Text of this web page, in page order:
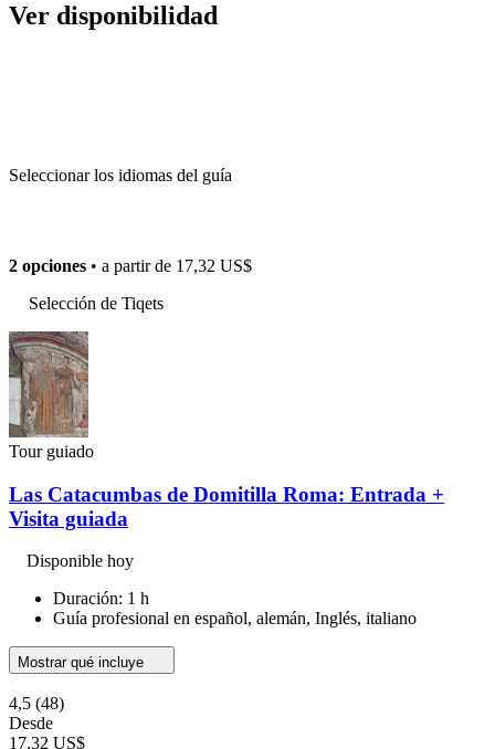
Ver disponibilidad
Seleccionar los idiomas del guía
2 opciones • a partir de 17,32 US$
Selección de Tiqets
Tour guiado
Las Catacumbas de Domitilla Roma: Entrada +
Visita guiada
Disponible hoy
Duración: 1 h
Guía profesional en español, alemán, Inglés, italiano
Mostrar qué incluye
4,5 (48)
Desde
17,32 US$